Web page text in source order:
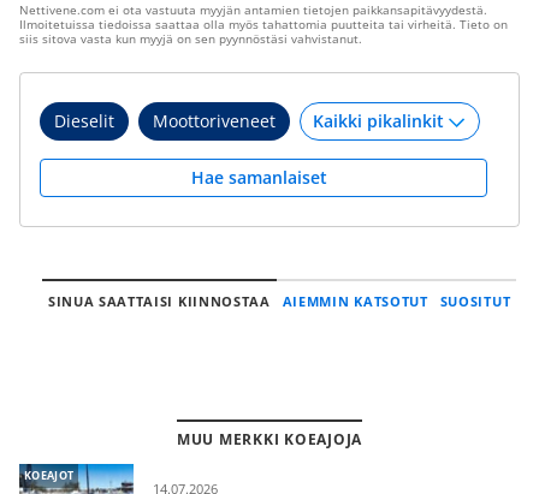
Nettivene.com ei ota vastuuta myyjän antamien tietojen paikkansapitävyydestä.
Ilmoitetuissa tiedoissa saattaa olla myös tahattomia puutteita tai virheitä. Tieto on
siis sitova vasta kun myyjä on sen pyynnöstäsi vahvistanut.
Dieselit Moottoriveneet
Hae samanlaiset
SINUA SAATTAISI KIINNOSTAA AIEMMIN KATSOTUT SUOSITUT
MUU MERKKI KOEAJOJA
KOEAJOT
14.07.2026